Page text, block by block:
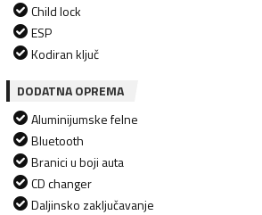
Child lock
ESP
Kodiran ključ
DODATNA OPREMA
Aluminijumske felne
Bluetooth
Branici u boji auta
CD changer
Daljinsko zaključavanje